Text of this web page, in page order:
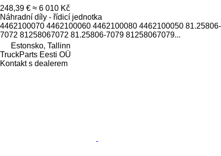
248,39 € ≈ 6 010 Kč
Náhradní díly - řídicí jednotka
4462100070 4462100060 4462100080 4462100050 81.25806-
7072 81258067072 81.25806-7079 81258067079...
Estonsko, Tallinn
TruckParts Eesti OÜ
Kontakt s dealerem